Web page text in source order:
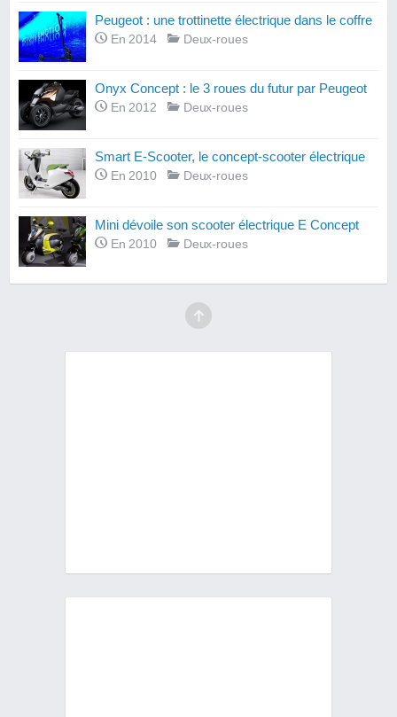
Peugeot : une trottinette électrique dans le coffre
En 2014 Deux-roues
Onyx Concept : le 3 roues du futur par Peugeot
En 2012 Deux-roues
Smart E-Scooter, le concept-scooter électrique
En 2010 Deux-roues
Mini dévoile son scooter électrique E Concept
En 2010 Deux-roues